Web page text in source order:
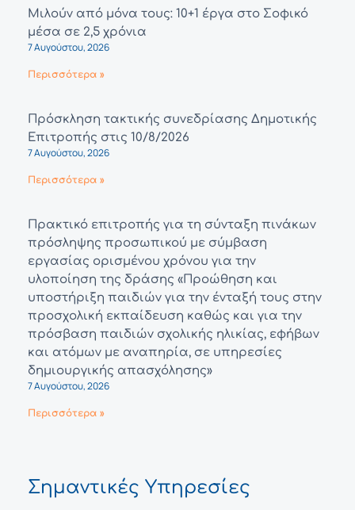
Μιλούν από μόνα τους: 10+1 έργα στο Σοφικό
μέσα σε 2,5 χρόνια
7 Αυγούστου, 2026
Περισσότερα »
Πρόσκληση τακτικής συνεδρίασης Δημοτικής
Επιτροπής στις 10/8/2026
7 Αυγούστου, 2026
Περισσότερα »
Πρακτικό επιτροπής για τη σύνταξη πινάκων
πρόσληψης προσωπικού με σύμβαση
εργασίας ορισμένου χρόνου για την
υλοποίηση της δράσης «Προώθηση και
υποστήριξη παιδιών για την ένταξή τους στην
προσχολική εκπαίδευση καθώς και για την
πρόσβαση παιδιών σχολικής ηλικίας, εφήβων
και ατόμων με αναπηρία, σε υπηρεσίες
δημιουργικής απασχόλησης»
7 Αυγούστου, 2026
Περισσότερα »
Σημαντικές Υπηρεσίες